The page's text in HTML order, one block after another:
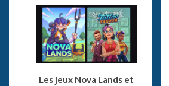
Les jeux Nova Lands et